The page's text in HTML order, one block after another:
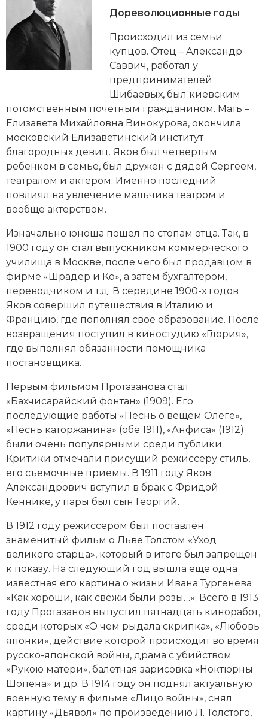
Генеалогия, геральдика
Государство и право
Европа
Историческая география и топонимика
История материальной и духовной культуры
История международных отношений
История, философия, теория и методология
исторического знания
Латинская Америка
Новая история
Новейшая история
Нумизматика
Образование
Общественные объединения и организации
Политическая история
Религия и церковь
Россия
Социально-экономическая история
Специальные исторические дисциплины
СССР
Южная Америка
Дореволюционные годы
Происходил из семьи
купцов. Отец – Александр
Саввич, работал у
предпринимателей
Шибаевых, был киевским
потомственным почетным гражданином. Мать –
Елизавета Михайловна Винокурова, окончила
московский Елизаветинский институт
благородных девиц. Яков был четвертым
ребенком в семье, был дружен с дядей Сергеем,
театралом и актером. Именно последний
повлиял на увлечение мальчика театром и
вообще актерством.
Изначально юноша пошел по стопам отца. Так, в
1900 году он стал выпускником коммерческого
училища в Москве, после чего был продавцом в
фирме «Шрадер и Ко», а затем бухгалтером,
переводчиком и т.д. В середине 1900-х годов
Яков совершил путешествия в Италию и
Францию, где пополнял свое образование. После
возвращения поступил в киностудию «Глория»,
где выполнял обязанности помощника
постановщика.
Первым фильмом Протазанова стал
«Бахчисарайский фонтан» (1909). Его
последующие работы «Песнь о вещем Олеге»,
«Песнь каторжанина» (обе 1911), «Анфиса» (1912)
были очень популярными среди публики.
Критики отмечали присущий режиссеру стиль,
его съемочные приемы. В 1911 году Яков
Александрович вступил в брак с Фридой
Кеннике, у пары был сын Георгий.
В 1912 году режиссером был поставлен
знаменитый фильм о Льве Толстом «Уход
великого старца», который в итоге был запрещен
к показу. На следующий год вышла еще одна
известная его картина о жизни Ивана Тургенева
«Как хороши, как свежи были розы…». Всего в 1913
году Протазанов выпустил пятнадцать киноработ,
среди которых «О чем рыдала скрипка», «Любовь
японки», действие которой происходит во время
русско-японской войны, драма с убийством
«Рукою матери», балетная зарисовка «Ноктюрны
Шопена» и др. В 1914 году он поднял актуальную
военную тему в фильме «Лицо войны», снял
картину «Дьявол» по произведению Л. Толстого,